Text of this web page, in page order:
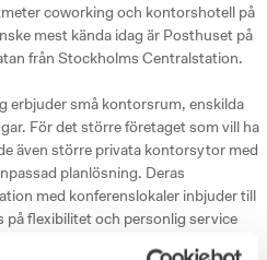
coworking och kontorshotell på
mest kända idag är Posthuset på
från Stockholms Centralstation.
erbjuder små kontorsrum, enskilda
För det större företaget som vill ha
även större privata kontorsytor med
planlösning. Deras
med konferenslokaler inbjuder till
flexibilitet och personlig service